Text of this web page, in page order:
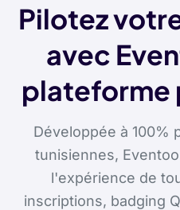
Pilotez
avec
plateforme
Développée à 100%
tunisiennes,
l'expérience de
inscriptions, badging